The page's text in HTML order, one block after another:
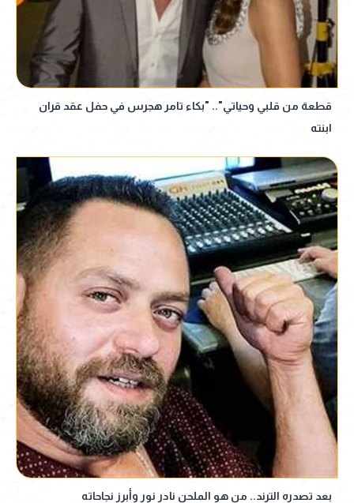
قطعة من قلبي وحياتي".. "بكاء تامر هجرس في حفل عقد قران
ابنته
بعد تصدره الترند.. من هو الملحن نادر نور وأبرز نجاحاته